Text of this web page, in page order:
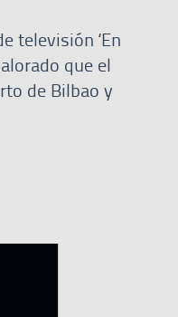
televisión ‘En
que el
de Bilbao y